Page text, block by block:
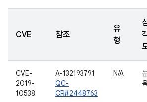
CVE 참조
유
형
CVE-
2019-
10538
A-132193791
QC-
CR#2448763
N/A